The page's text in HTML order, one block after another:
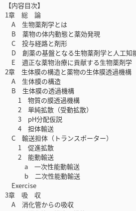
【内容目次】
1章 総 論
A 生物薬剤学とは
B 薬物の体内動態と薬効発現
C 投与経路と剤形
D 創薬の基盤となる生物薬剤学と人工知
E 適正な薬物治療に貢献する生物薬剤学
2章 生体膜の構造と薬物の生体膜透過機構
A 生体膜の構造
B 生体膜の透過機構
1 物質の膜透過機構
2 単純拡散（受動拡散）
3 pH分配仮説
4 担体輸送
C 輸送担体（トランスポーター）
1 促進拡散
2 能動輸送
a 一次性能動輸送
b 二次性能動輸送
Exercise
3章 吸 収
A 消化管からの吸収